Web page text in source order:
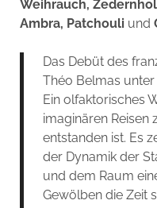
Weihrauch,
Ambra, Patchouli und
Das Debüt des
Théo Belmas
Ein olfaktorisches
imaginären Reisen
entstanden ist. Es
der Dynamik der
und dem Raum
Gewölben die Zeit